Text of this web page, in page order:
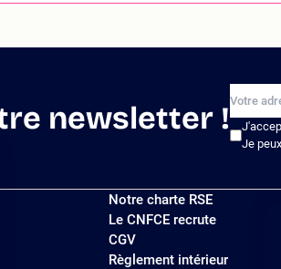
newsletter !
Je
Notre charte RSE
Le CNFCE recrute
CGV
Règlement intérieur